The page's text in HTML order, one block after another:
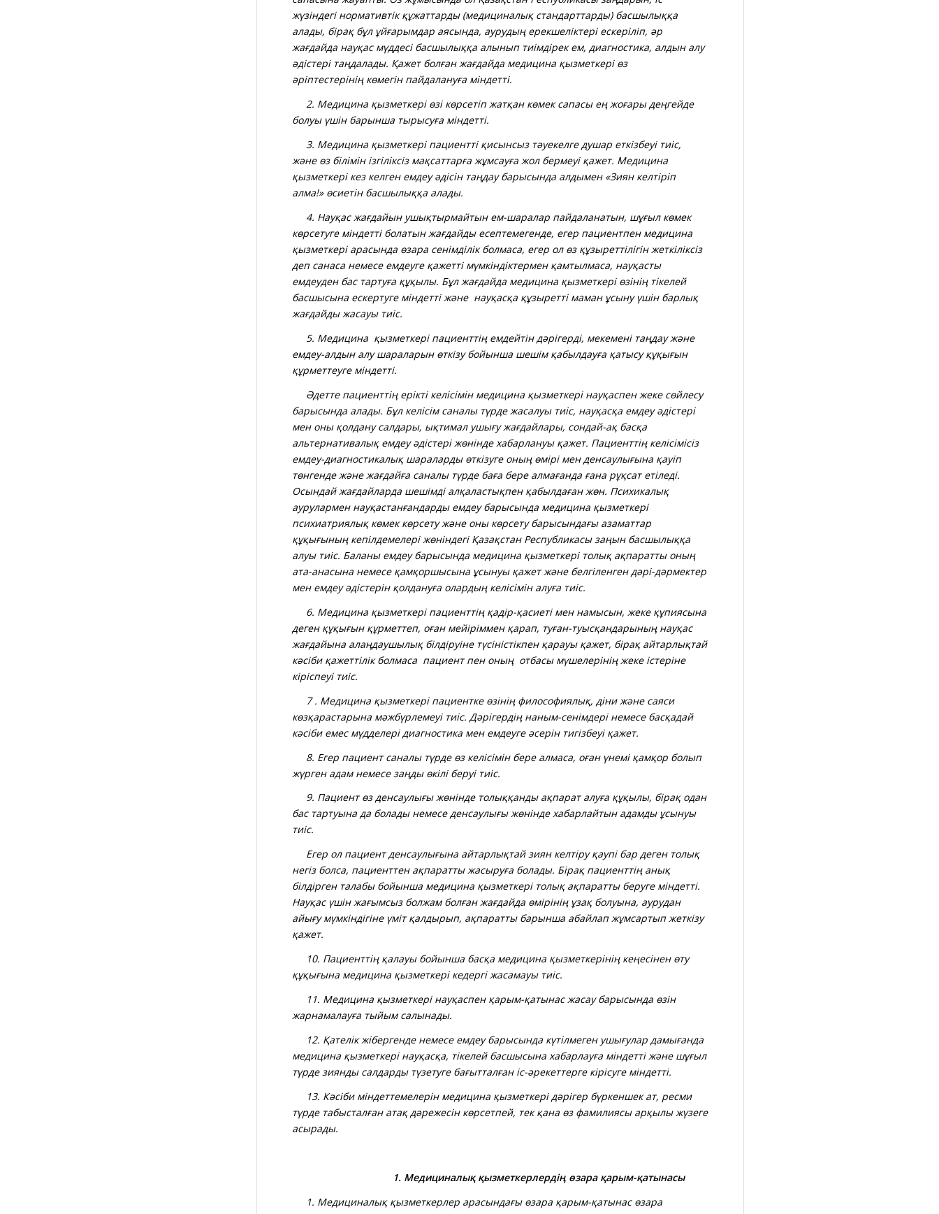
жүзіндегі нормативтік құжаттарды (медициналық стандарттарды) басшылыққа
алады, бірақ бұл ұйғарымдар аясында, аурудың ерекшеліктері ескеріліп, әр
жағдайда науқас мүддесі басшылыққа алынып тиімдірек ем, диагностика, алдын алу
әдістері таңдалады. Қажет болған жағдайда медицина қызметкері өз
әріптестерінің көмегін пайдалануға міндетті.
2. Медицина қызметкері өзі көрсетіп жатқан көмек сапасы ең жоғары деңгейде
болуы үшін барынша тырысуға міндетті.
3. Медицина қызметкері пациентті қисынсыз тәуекелге душар еткізбеуі тиіс,
және өз білімін ізгіліксіз мақсаттарға жұмсауға жол бермеуі қажет. Медицина
қызметкері кез келген емдеу әдісін таңдау барысында алдымен «Зиян келтіріп
алма!» өсиетін басшылыққа алады.
4. Науқас жағдайын ушықтырмайтын ем-шаралар пайдаланатын, шұғыл көмек
көрсетуге міндетті болатын жағдайды есептемегенде, егер пациентпен медицина
қызметкері арасында өзара сенімділік болмаса, егер ол өз құзыреттілігін жеткіліксіз
деп санаса немесе емдеуге қажетті мүмкіндіктермен қамтылмаса, науқасты
емдеуден бас тартуға құқылы. Бұл жағдайда медицина қызметкері өзінің тікелей
басшысына ескертуге міндетті және науқасқа құзыретті маман ұсыну үшін барлық
жағдайды жасауы тиіс.
5. Медицина қызметкері пациенттің емдейтін дәрігерді, мекемені таңдау және
емдеу-алдын алу шараларын өткізу бойынша шешім қабылдауға қатысу құқығын
құрметтеуге міндетті.
Әдетте пациенттің ерікті келісімін медицина қызметкері науқаспен жеке сөйлесу
барысында алады. Бұл келісім саналы түрде жасалуы тиіс, науқасқа емдеу әдістері
мен оны қолдану салдары, ықтимал ушығу жағдайлары, сондай-ақ басқа
альтернативалық емдеу әдістері жөнінде хабарлануы қажет. Пациенттің келісімісіз
емдеу-диагностикалық шараларды өткізуге оның өмірі мен денсаулығына қауіп
төнгенде және жағдайға саналы түрде баға бере алмағанда ғана рұқсат етіледі.
Осындай жағдайларда шешімді алқаластықпен қабылдаған жөн. Психикалық
аурулармен науқастанғандарды емдеу барысында медицина қызметкері
психиатриялық көмек көрсету және оны көрсету барысындағы азаматтар
құқығының кепілдемелері жөніндегі Қазақстан Республикасы заңын басшылыққа
алуы тиіс. Баланы емдеу барысында медицина қызметкері толық ақпаратты оның
ата-анасына немесе қамқоршысына ұсынуы қажет және белгіленген дәрі-дәрмектер
мен емдеу әдістерін қолдануға олардың келісімін алуға тиіс.
6. Медицина қызметкері пациенттің қадір-қасиеті мен намысын, жеке құпиясына
деген құқығын құрметтеп, оған мейіріммен қарап, туған-туысқандарының науқас
жағдайына алаңдаушылық білдіруіне түсіністікпен қарауы қажет, бірақ айтарлықтай
кәсіби қажеттілік болмаса пациент пен оның отбасы мүшелерінің жеке істеріне
кіріспеуі тиіс.
7 . Медицина қызметкері пациентке өзінің философиялық, діни және саяси
көзқарастарына мәжбүрлемеуі тиіс. Дәрігердің наным-сенімдері немесе басқадай
кәсіби емес мүдделері диагностика мен емдеуге әсерін тигізбеуі қажет.
8. Егер пациент саналы түрде өз келісімін бере алмаса, оған үнемі қамқор болып
жүрген адам немесе заңды өкілі беруі тиіс.
9. Пациент өз денсаулығы жөнінде толыққанды ақпарат алуға құқылы, бірақ одан
бас тартуына да болады немесе денсаулығы жөнінде хабарлайтын адамды ұсынуы
тиіс.
Егер ол пациент денсаулығына айтарлықтай зиян келтіру қаупі бар деген толық
негіз болса, пациенттен ақпаратты жасыруға болады. Бірақ пациенттің анық
білдірген талабы бойынша медицина қызметкері толық ақпаратты беруге міндетті.
Науқас үшін жағымсыз болжам болған жағдайда өмірінің ұзақ болуына, аурудан
айығу мүмкіндігіне үміт қалдырып, ақпаратты барынша абайлап жұмсартып жеткізу
қажет.
10. Пациенттің қалауы бойынша басқа медицина қызметкерінің кеңесінен өту
құқығына медицина қызметкері кедергі жасамауы тиіс.
11. Медицина қызметкері науқаспен қарым-қатынас жасау барысында өзін
жарнамалауға тыйым салынады.
12. Қателік жібергенде немесе емдеу барысында күтілмеген ушығулар дамығанда
медицина қызметкері науқасқа, тікелей басшысына хабарлауға міндетті және шұғыл
түрде зиянды салдарды түзетуге бағытталған іс-әрекеттерге кірісуге міндетті.
13. Кәсіби міндеттемелерін медицина қызметкері дәрігер бүркеншек ат, ресми
түрде табысталған атақ дәрежесін көрсетпей, тек қана өз фамилиясы арқылы жүзеге
асырады.
1. Медициналық қызметкерлердің өзара қарым-қатынасы
1. Медициналық қызметкерлер арасындағы өзара қарым-қатынас өзара